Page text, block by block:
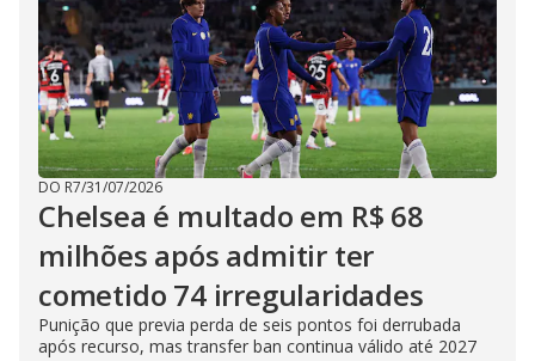
DO R7/31/07/2026
Chelsea é multado em R$ 68
milhões após admitir ter
cometido 74 irregularidades
Punição que previa perda de seis pontos foi derrubada
após recurso, mas transfer ban continua válido até 2027